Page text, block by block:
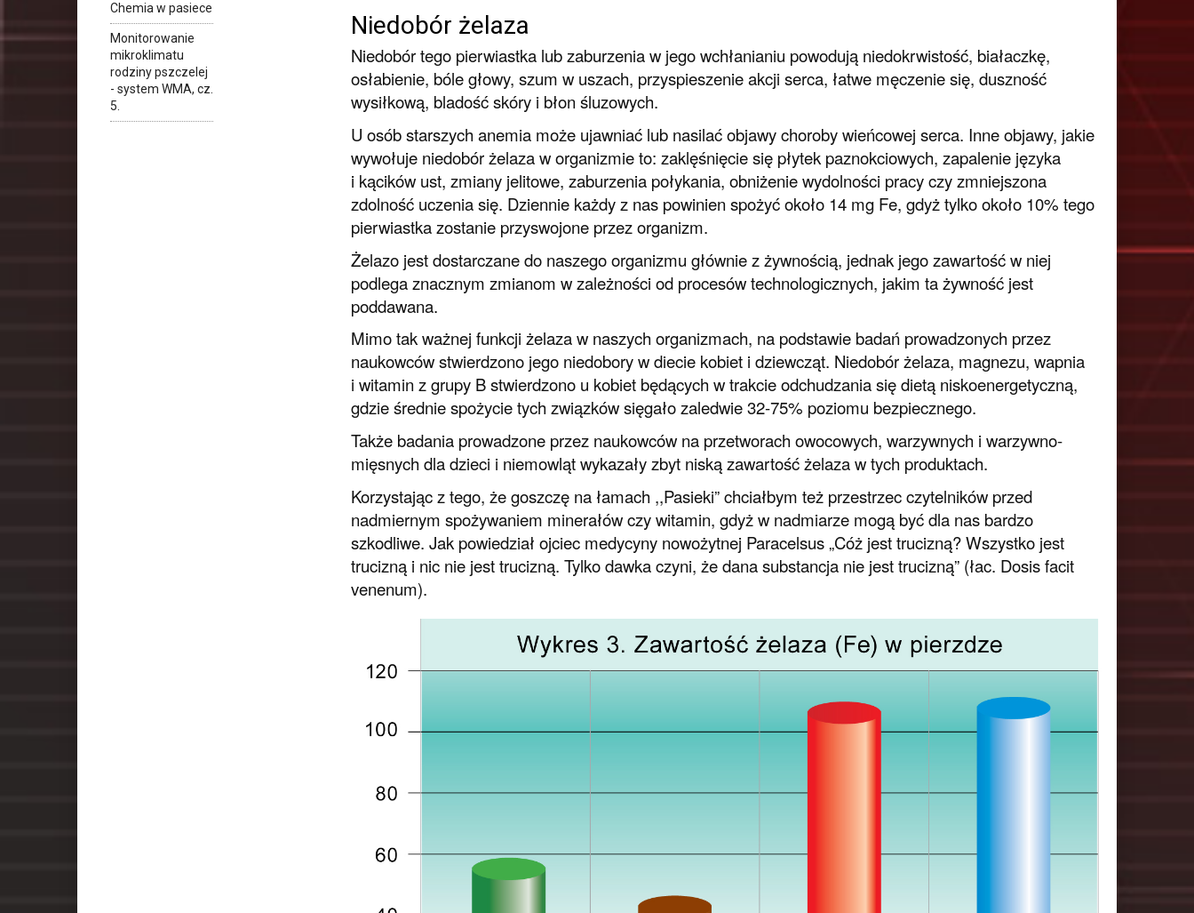
Niedobór żelaza
Niedobór tego pierwiastka lub zaburzenia w jego wchłanianiu powodują niedokrwistość, białaczkę,
osłabienie, bóle głowy, szum w uszach, przyspieszenie akcji serca, łatwe męczenie się, duszność
wysiłkową, bladość skóry i błon śluzowych.
U osób starszych anemia może ujawniać lub nasilać objawy choroby wieńcowej serca. Inne objawy, jakie
wywołuje niedobór żelaza w organizmie to: zaklęśnięcie się płytek paznokciowych, zapalenie języka
i kącików ust, zmiany jelitowe, zaburzenia połykania, obniżenie wydolności pracy czy zmniejszona
zdolność uczenia się. Dziennie każdy z nas powinien spożyć około 14 mg Fe, gdyż tylko około 10% tego
pierwiastka zostanie przyswojone przez organizm.
Żelazo jest dostarczane do naszego organizmu głównie z żywnością, jednak jego zawartość w niej
podlega znacznym zmianom w zależności od procesów technologicznych, jakim ta żywność jest
poddawana.
Mimo tak ważnej funkcji żelaza w naszych organizmach, na podstawie badań prowadzonych przez
naukowców stwierdzono jego niedobory w diecie kobiet i dziewcząt. Niedobór żelaza, magnezu, wapnia
i witamin z grupy B stwierdzono u kobiet będących w trakcie odchudzania się dietą niskoenergetyczną,
gdzie średnie spożycie tych związków sięgało zaledwie 32-75% poziomu bezpiecznego.
Także badania prowadzone przez naukowców na przetworach owocowych, warzywnych i warzywno-
mięsnych dla dzieci i niemowląt wykazały zbyt niską zawartość żelaza w tych produktach.
Korzystając z tego, że goszczę na łamach ,,Pasieki” chciałbym też przestrzec czytelników przed
nadmiernym spożywaniem minerałów czy witamin, gdyż w nadmiarze mogą być dla nas bardzo
szkodliwe. Jak powiedział ojciec medycyny nowożytnej Paracelsus „Cóż jest trucizną? Wszystko jest
trucizną i nic nie jest trucizną. Tylko dawka czyni, że dana substancja nie jest trucizną” (łac. Dosis facit
venenum).
Chemia w pasiece
Monitorowanie
mikroklimatu
rodziny pszczelej
- system WMA, cz.
5.